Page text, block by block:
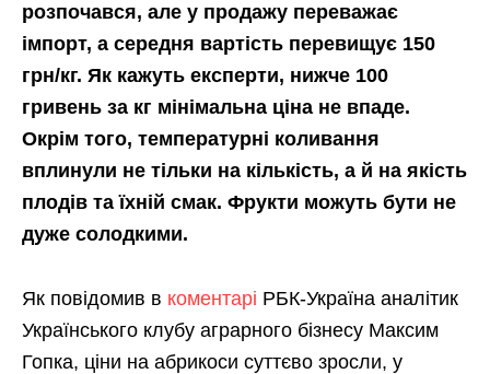
розпочався, але у продажу переважає
імпорт, а середня вартість перевищує 150
грн/кг. Як кажуть експерти, нижче 100
гривень за кг мінімальна ціна не впаде.
Окрім того, температурні коливання
вплинули не тільки на кількість, а й на якість
плодів та їхній смак. Фрукти можуть бути не
дуже солодкими.
Як повідомив в коментарі РБК-Україна аналітик
Українського клубу аграрного бізнесу Максим
Гопка, ціни на абрикоси суттєво зросли, у